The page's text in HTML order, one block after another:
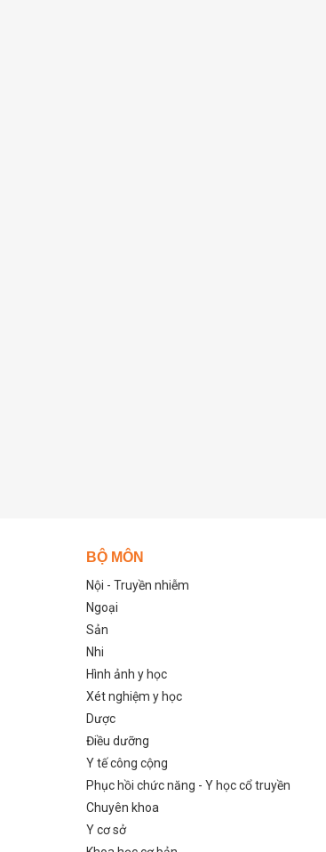
BỘ MÔN
Nội - Truyền nhiễm
Ngoại
Sản
Nhi
Hình ảnh y học
Xét nghiệm y học
Dược
Điều dưỡng
Y tế công cộng
Phục hồi chức năng - Y học cổ truyền
Chuyên khoa
Y cơ sở